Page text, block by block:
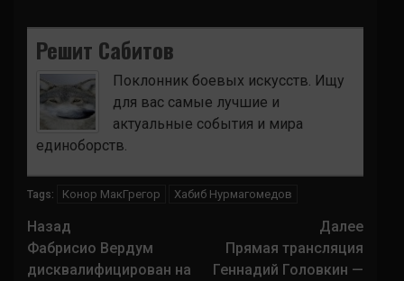
Решит Сабитов
Поклонник боевых искусств. Ищу
для вас самые лучшие и
актуальные события и мира
единоборств.
Tags: Конор МакГрегор Хабиб Нурмагомедов
Навигация
записи
Назад
Фабрисио Вердум
дисквалифицирован на
Далее
Прямая трансляция
Геннадий Головкин —